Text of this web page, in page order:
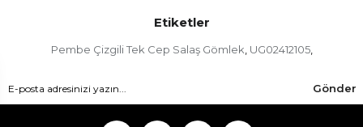
Etiketler
Pembe Çizgili Tek Cep Salaş Gömlek, UG02412105,
Gönder